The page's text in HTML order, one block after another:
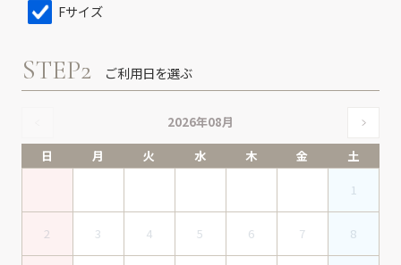
Fサイズ
STEP2 ご利用日を選ぶ
2026年08月
日
月 火 水 木 金
土
1
2 3 4 5 6 7 8